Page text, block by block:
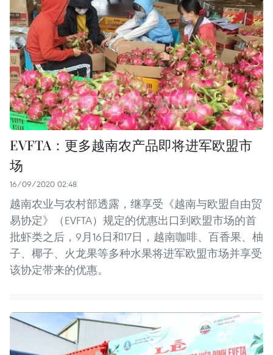
EVFTA：更多越南农产品即将进军欧盟市
场
16/09/2020 02:48
越南农业与农村部透露，继享受《越南与欧盟自由贸
易协定》（EVFTA）规定的优惠出口到欧盟市场的首
批虾类之后，9月16日和17日，越南咖啡、百香果、柚
子、椰子、火龙果等多种水果将进军欧盟市场并享受
该协定带来的优惠。